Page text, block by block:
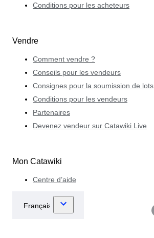
Conditions pour les acheteurs
Vendre
Comment vendre ?
Conseils pour les vendeurs
Consignes pour la soumission de lots
Conditions pour les vendeurs
Partenaires
Devenez vendeur sur Catawiki Live
Mon Catawiki
Centre d’aide